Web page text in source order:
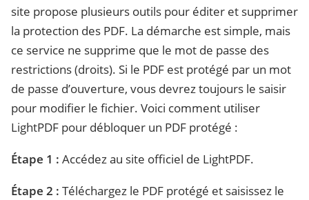
site propose plusieurs outils pour éditer et supprimer
la protection des PDF. La démarche est simple, mais
ce service ne supprime que le mot de passe des
restrictions (droits). Si le PDF est protégé par un mot
de passe d’ouverture, vous devrez toujours le saisir
pour modifier le fichier. Voici comment utiliser
LightPDF pour débloquer un PDF protégé :
Étape 1 : Accédez au site officiel de LightPDF.
Étape 2 : Téléchargez le PDF protégé et saisissez le